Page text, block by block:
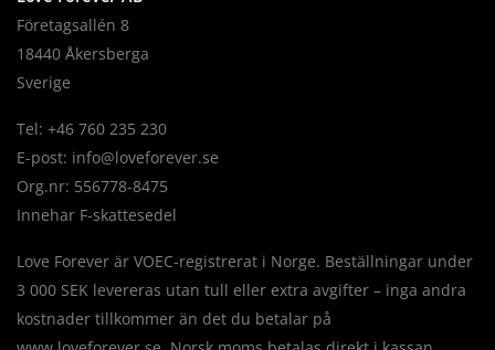
Företagsallén 8
18440 Åkersberga
Sverige
Tel: +46 760 235 230
E-post: info@loveforever.se
Org.nr: 556778-8475
Innehar F-skattesedel
Love Forever är VOEC-registrerat i Norge. Beställningar under
3 000 SEK levereras utan tull eller extra avgifter – inga andra
kostnader tillkommer än det du betalar på